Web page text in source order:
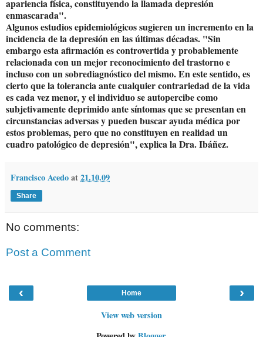
apariencia física, constituyendo la llamada depresión
enmascarada".
Algunos estudios epidemiológicos sugieren un incremento en la
incidencia de la depresión en las últimas décadas. "Sin
embargo esta afirmación es controvertida y probablemente
relacionada con un mejor reconocimiento del trastorno e
incluso con un sobrediagnóstico del mismo. En este sentido, es
cierto que la tolerancia ante cualquier contrariedad de la vida
es cada vez menor, y el individuo se autopercibe como
subjetivamente deprimido ante síntomas que se presentan en
circunstancias adversas y pueden buscar ayuda médica por
estos problemas, pero que no constituyen en realidad un
cuadro patológico de depresión", explica la Dra. Ibáñez.
Francisco Acedoat21.10.09
Share
No comments:
Post a Comment
‹ ›
Home
View web version